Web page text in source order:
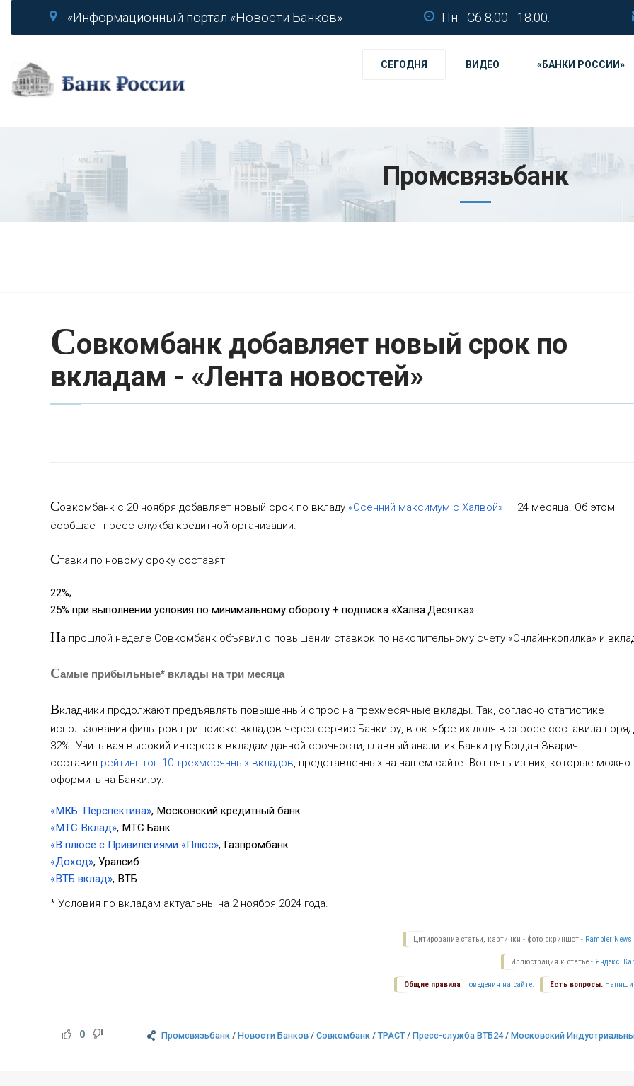
«Информационный портал «Новости Банков» Пн - Сб 8.00 - 18.00.
СЕГОДНЯ ВИДЕО «БАНКИ РОССИИ»
Промсвязьбанк
Совкомбанк добавляет новый срок по
вкладам - «Лента новостей»
Совкомбанк с 20 ноября добавляет новый срок по вкладу «Осенний максимум с Халвой» — 24 месяца. Об этом
сообщает пресс-служба кредитной организации.
Ставки по новому сроку составят:
22%;
25% при выполнении условия по минимальному обороту + подписка «Халва.Десятка».
На прошлой неделе Совкомбанк объявил о повышении ставкок по накопительному счету «Онлайн-копилка» и
Самые прибыльные* вклады на три месяца
Вкладчики продолжают предъявлять повышенный спрос на трехмесячные вклады. Так, согласно статистике
использования фильтров при поиске вкладов через сервис Банки.ру, в октябре их доля в спросе составила
32%. Учитывая высокий интерес к вкладам данной срочности, главный аналитик Банки.ру Богдан Зварич
составил рейтинг топ-10 трехмесячных вкладов, представленных на нашем сайте. Вот пять из них, которые можно
оформить на Банки.ру:
«МКБ. Перспектива», Московский кредитный банк
«МТС Вклад», МТС Банк
«В плюсе с Привилегиями «Плюс», Газпромбанк
«Доход», Уралсиб
«ВТБ вклад», ВТБ
* Условия по вкладам актуальны на 2 ноября 2024 года.
Цитирование статьи, картинки - фото скриншот - Rambler News
Иллюстрация к статье - Яндекс.
Есть вопросы.
Общие правила поведения на сайте.
Промсвязьбанк /Новости Банков /Совкомбанк /ТРАСТ /Пресс-служба ВТБ24/Московский
0